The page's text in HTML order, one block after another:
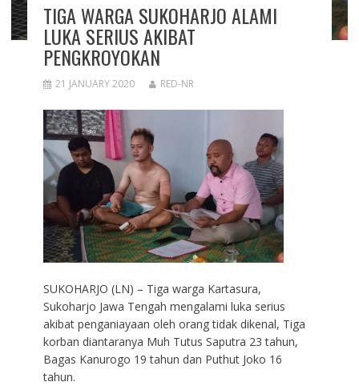
TIGA WARGA SUKOHARJO ALAMI
LUKA SERIUS AKIBAT
PENGKROYOKAN
21 JANUARY 2020 RED-NR
SUKOHARJO (LN) – Tiga warga Kartasura,
Sukoharjo Jawa Tengah mengalami luka serius
akibat penganiayaan oleh orang tidak dikenal, Tiga
korban diantaranya Muh Tutus Saputra 23 tahun,
Bagas Kanurogo 19 tahun dan Puthut Joko 16
tahun.